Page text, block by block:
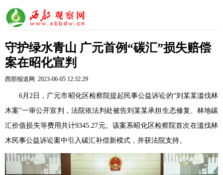
守护绿水青山 广元首例“碳汇”损失赔偿
案在昭化宣判
西部报道网 2023-06-05 12:32:29
6月2日， 广元市昭化区检察院提起民事公益诉讼的“刘某某滥伐林
木案”一审公开宣判，法院依法判处被告刘某某承担生态修复、林地碳
汇价值损失等费用共计9345.27元。该案系昭化区检察院首次在滥伐林
木民事公益诉讼案中引入碳汇补偿新模式，并获法院支持。